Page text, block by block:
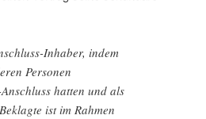
Inhaber, indem
Personen
hatten und als
ist im Rahmen